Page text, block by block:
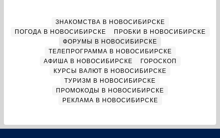
ЗНАКОМСТВА В НОВОСИБИРСКЕ
ПОГОДА В НОВОСИБИРСКЕ
ПРОБКИ В НОВОСИБИРСКЕ
ФОРУМЫ В НОВОСИБИРСКЕ
ТЕЛЕПРОГРАММА В НОВОСИБИРСКЕ
АФИША В НОВОСИБИРСКЕ
ГОРОСКОП
КУРСЫ ВАЛЮТ В НОВОСИБИРСКЕ
ТУРИЗМ В НОВОСИБИРСКЕ
ПРОМОКОДЫ В НОВОСИБИРСКЕ
РЕКЛАМА В НОВОСИБИРСКЕ